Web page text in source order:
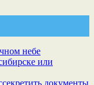
небе
или
документы